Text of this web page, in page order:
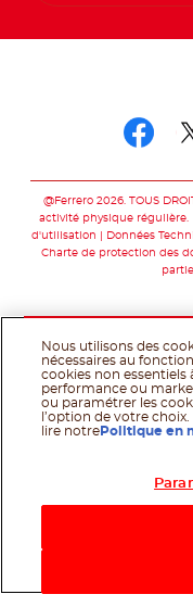
@Ferrero 2026. TOUS
activité physique régulière.
d'utilisation
Données
Charte de protection des
Nous utilisons des
nécessaires au
cookies non essentiels
performance ou
ou paramétrer les
l’option de votre
lire notre Politique en